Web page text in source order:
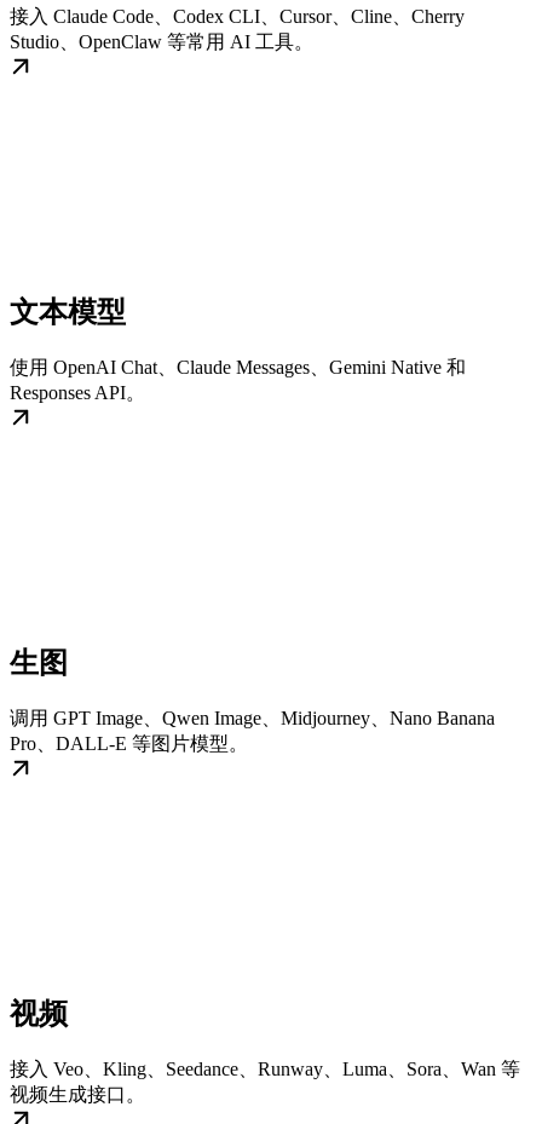
接入 Claude Code、Codex CLI、Cursor、Cline、Cherry
Studio、OpenClaw 等常用 AI 工具。
文本模型
使用 OpenAI Chat、Claude Messages、Gemini Native 和
Responses API。
生图
调用 GPT Image、Qwen Image、Midjourney、Nano Banana
Pro、DALL-E 等图片模型。
视频
接入 Veo、Kling、Seedance、Runway、Luma、Sora、Wan 等
视频生成接口。